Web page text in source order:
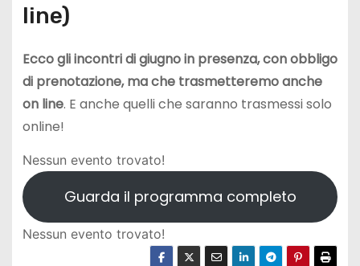
line)
Ecco gli incontri di giugno in presenza, con obbligo
di prenotazione, ma che trasmetteremo anche
on line. E anche quelli che saranno trasmessi solo
online!
Nessun evento trovato!
Guarda il programma completo
Nessun evento trovato!